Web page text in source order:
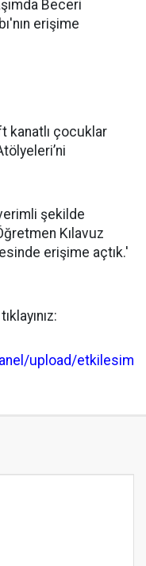
Beceri
erişime
kanatlı çocuklar
şekilde
Kılavuz
erişime açtık.'
upload/etkilesim